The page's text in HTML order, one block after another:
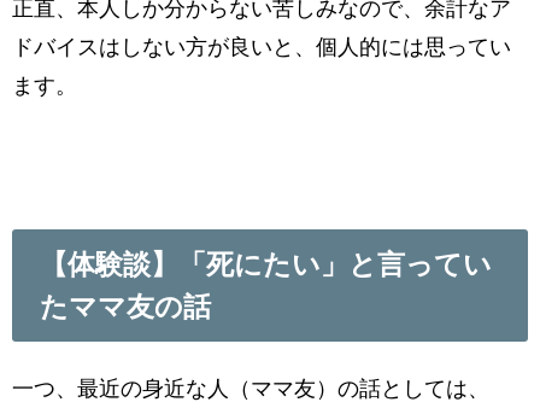
正直、本人しか分からない苦しみなので、余計なア
ドバイスはしない方が良いと、個人的には思ってい
ます。
【体験談】「死にたい」と言ってい
たママ友の話
一つ、最近の身近な人（ママ友）の話としては、